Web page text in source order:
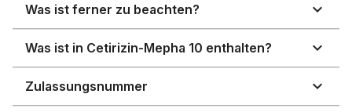
Was ist ferner zu beachten?
Was ist in Cetirizin-Mepha 10 enthalten?
Zulassungsnummer